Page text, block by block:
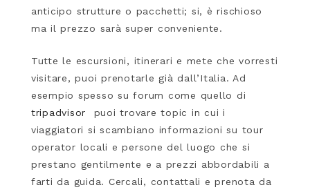
anticipo strutture o pacchetti; si, è rischioso
ma il prezzo sarà super conveniente.
Tutte le escursioni, itinerari e mete che vorresti
visitare, puoi prenotarle già dall’Italia. Ad
esempio spesso su forum come quello di
tripadvisor puoi trovare topic in cui i
viaggiatori si scambiano informazioni su tour
operator locali e persone del luogo che si
prestano gentilmente e a prezzi abbordabili a
farti da guida. Cercali, contattali e prenota da